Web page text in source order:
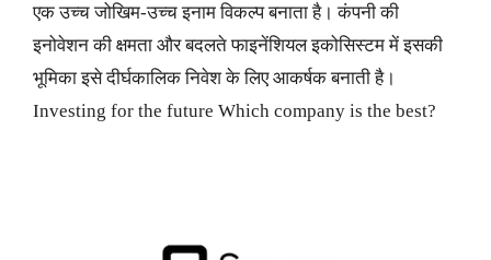
एक उच्च जोखिम-उच्च इनाम विकल्प बनाता है। कंपनी की
इनोवेशन की क्षमता और बदलते फाइनेंशियल इकोसिस्टम में इसकी
भूमिका इसे दीर्घकालिक निवेश के लिए आकर्षक बनाती है।
Investing for the future Which company is the best?